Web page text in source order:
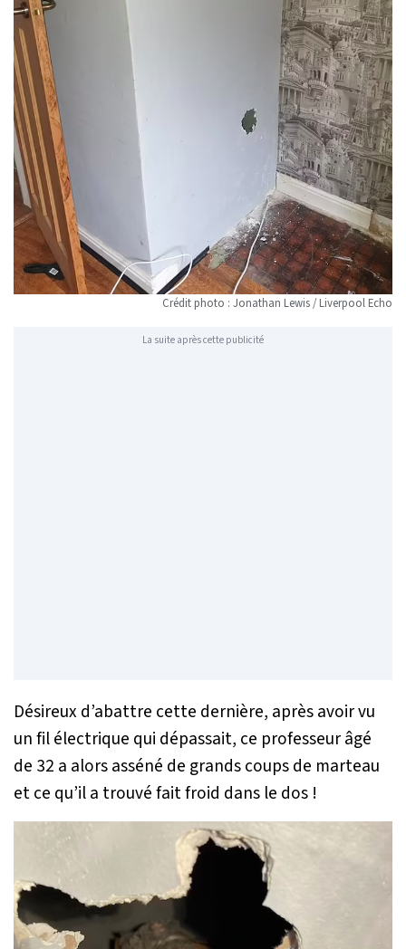
Crédit photo : Jonathan Lewis / Liverpool Echo
La suite après cette publicité
Désireux d’abattre cette dernière, après avoir vu
un fil électrique qui dépassait, ce professeur âgé
de 32 a alors asséné de grands coups de marteau
et ce qu’il a trouvé fait froid dans le dos !